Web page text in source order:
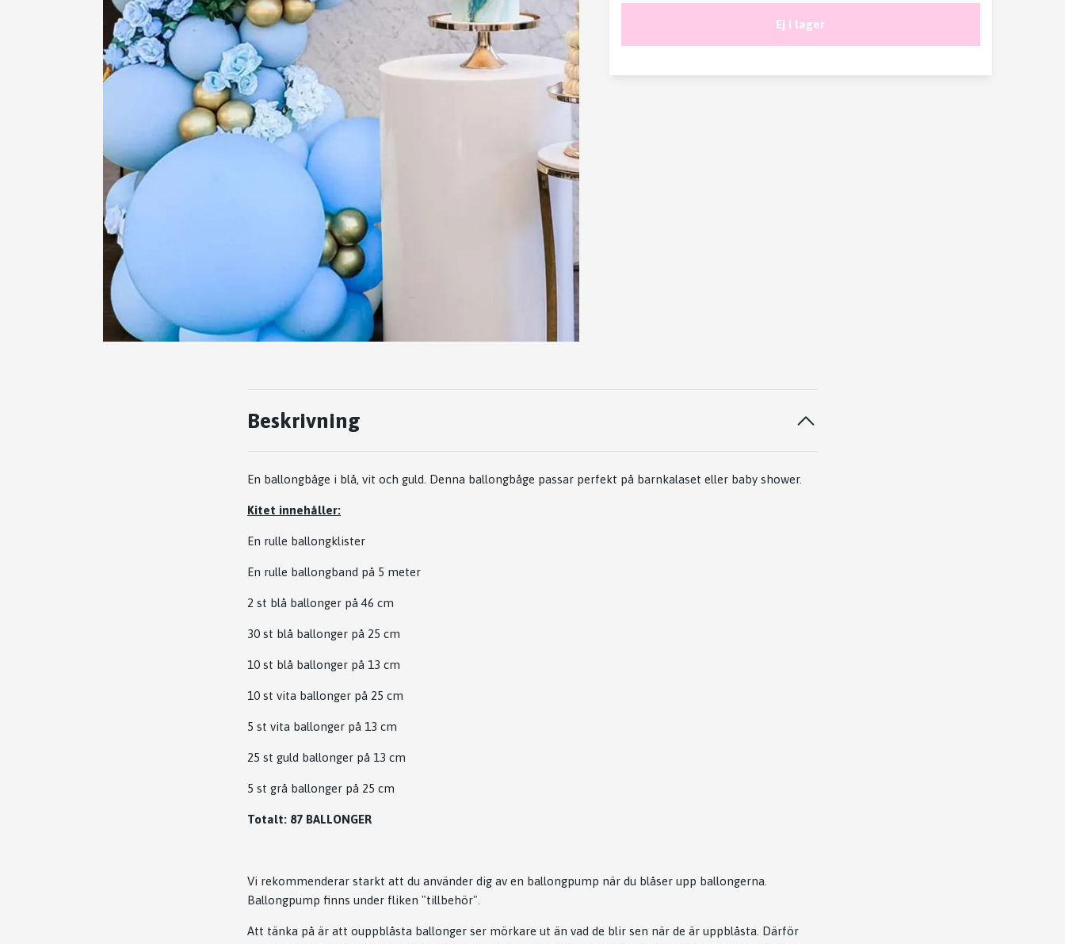
Ej i lager
Beskrivning
En ballongbåge i blå, vit och guld. Denna ballongbåge passar perfekt på barnkalaset eller baby shower.
Kitet innehåller:
En rulle ballongklister
En rulle ballongband på 5 meter
2 st blå ballonger på 46 cm
30 st blå ballonger på 25 cm
10 st blå ballonger på 13 cm
10 st vita ballonger på 25 cm
5 st vita ballonger på 13 cm
25 st guld ballonger på 13 cm
5 st grå ballonger på 25 cm
Totalt: 87 BALLONGER
Vi rekommenderar starkt att du använder dig av en ballongpump när du blåser upp ballongerna.
Ballongpump finns under fliken "tillbehör".
Att tänka på är att ouppblåsta ballonger ser mörkare ut än vad de blir sen när de är uppblåsta. Därför